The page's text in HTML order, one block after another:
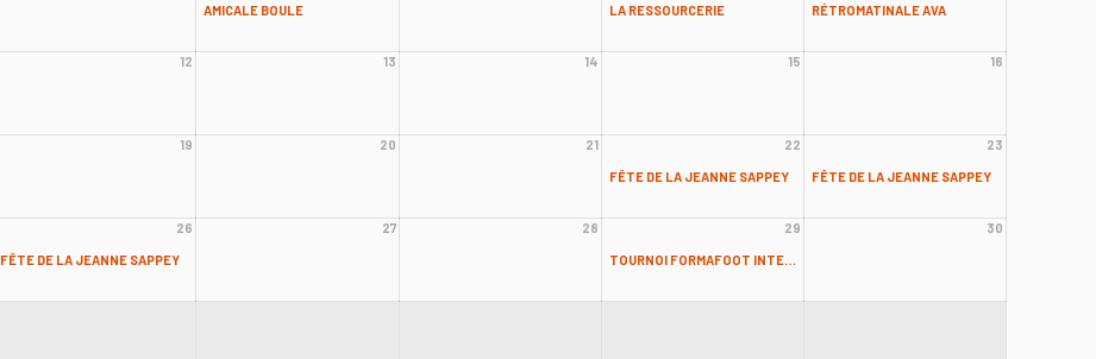
AMICALE BOULE LA RESSOURCERIE RÉTROMATINALE AVA
12 13 14 15 16
19 20 21 22
FÊTE DE LA JEANNE SAPPEY
23
FÊTE DE LA JEANNE SAPPEY
26
FÊTE DE LA JEANNE SAPPEY
27 28 29
TOURNOI FORMAFOOT INTERGÉNÉRATIONNEL
30